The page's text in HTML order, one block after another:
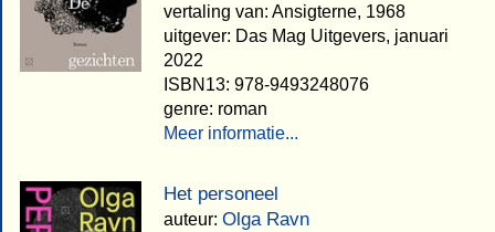
vertaling van: Ansigterne, 1968
uitgever: Das Mag Uitgevers, januari
2022
ISBN13: 978-9493248076
genre: roman
Meer informatie...
Het personeel
auteur: Olga Ravn